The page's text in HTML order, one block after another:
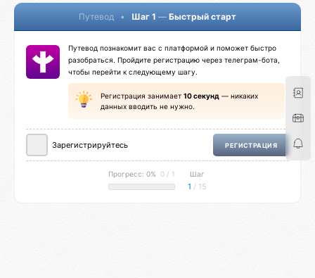
Путевод • Шаг 1 — Быстрый старт
Путевод познакомит вас с платформой и поможет быстро
разобраться. Пройдите регистрацию через телеграм-бота,
чтобы перейти к следующему шагу.
Регистрация занимает 10 секунд — никаких
данных вводить не нужно.
Зарегистрируйтесь РЕГИСТРАЦИЯ
Прогресс: 0% 0 / 1 Шаг
1 / 15